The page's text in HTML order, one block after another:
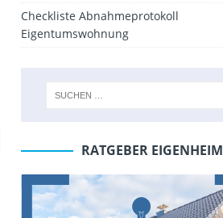
Checkliste Abnahmeprotokoll
Eigentumswohnung
RATGEBER EIGENHEIM